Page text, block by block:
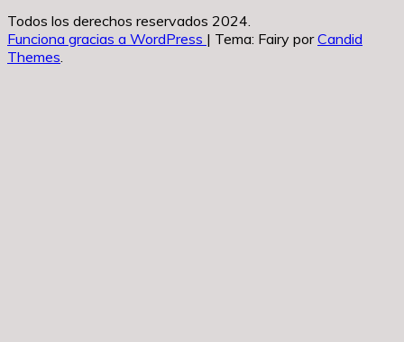
Todos los derechos reservados 2024.
Funciona gracias a WordPress | Tema: Fairy porCandid
Themes